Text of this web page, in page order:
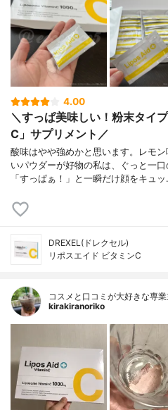
4.00
＼すっぱ美味しい！粉末タイ
C」サプリメント／
酸味はやや強めかと思います。レモ
いパウダーが好物の私は、ぐっと一
「すっぱぁ！」と一瞬だけ顔をキュ
DREXEL(ドレクセル)
リポスエイド ビタミンC
コスメと口コミが大好きな専
kirakiranoriko